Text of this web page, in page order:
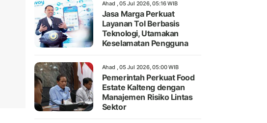
Ahad , 05 Jul 2026, 05:16 WIB
Jasa Marga Perkuat
Layanan Tol Berbasis
Teknologi, Utamakan
Keselamatan Pengguna
Ahad , 05 Jul 2026, 05:00 WIB
Pemerintah Perkuat Food
Estate Kalteng dengan
Manajemen Risiko Lintas
Sektor